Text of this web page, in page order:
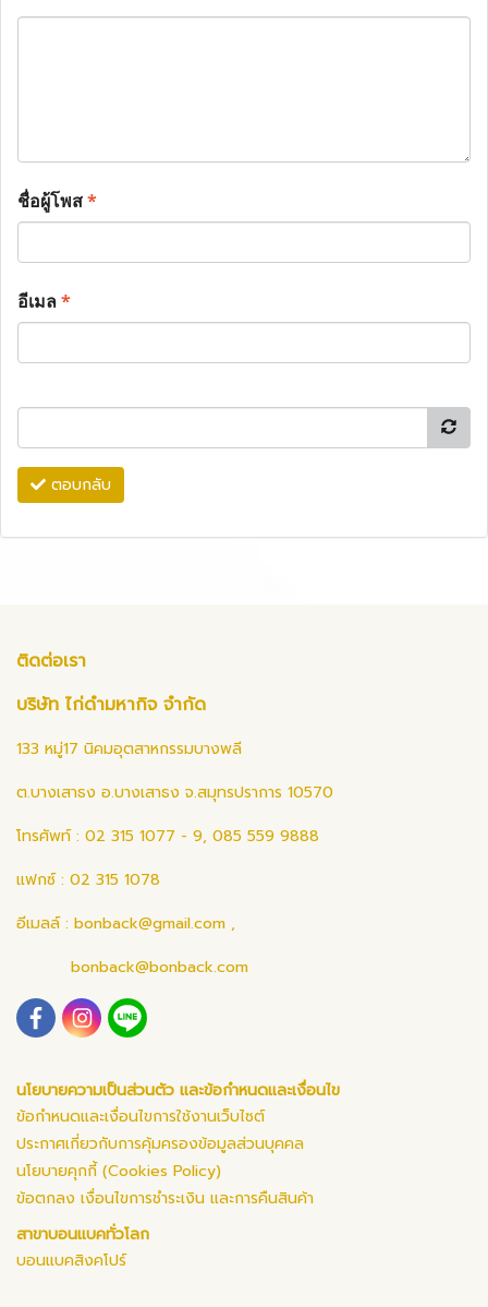
ชื่อผู้โพส*
อีเมล*
ตอบกลับ
ติดต่อเรา
บริษัท ไก่ดำมหากิจ จำกัด
133 หมู่17 นิคมอุตสาหกรรมบางพลี
ต.บางเสาธง อ.บางเสาธง จ.สมุทรปราการ 10570
โทรศัพท์ : 02 315 1077 - 9, 085 559 9888
แฟกซ์ : 02 315 1078
อีเมลล์ : bonback@gmail.com ,
bonback@bonback.com
นโยบายความเป็นส่วนตัว และข้อกำหนดและเงื่อนไข
ข้อกำหนดและเงื่อนไขการใช้งานเว็บไซต์
ประกาศเกี่ยวกับการคุ้มครองข้อมูลส่วนบุคคล
นโยบายคุกกี้ (Cookies Policy)
ข้อตกลง เงื่อนไขการชำระเงิน และการคืนสินค้า
สาขาบอนแบคทั่วโลก
บอนแบคสิงคโปร์